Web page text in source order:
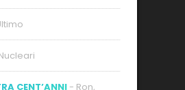
CENT’ANNI - Ron,